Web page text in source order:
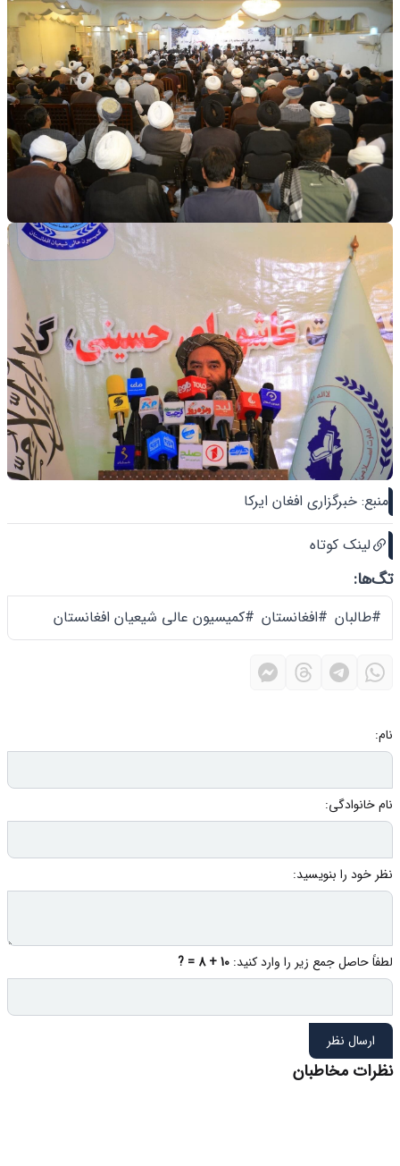
منبع: خبرگزاری افغان ایرکا
لینک کوتاه
تگ‌ها:
#طالبان #افغانستان #کمیسیون عالی شیعیان افغانستان
نام:
نام خانوادگی:
نظر خود را بنویسید:
لطفاً حاصل جمع زیر را وارد کنید: 10 + 8 = ?
ارسال نظر
نظرات مخاطبان